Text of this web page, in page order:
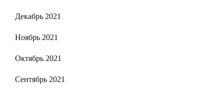
Декабрь 2021
Ноябрь 2021
Октябрь 2021
Сентябрь 2021